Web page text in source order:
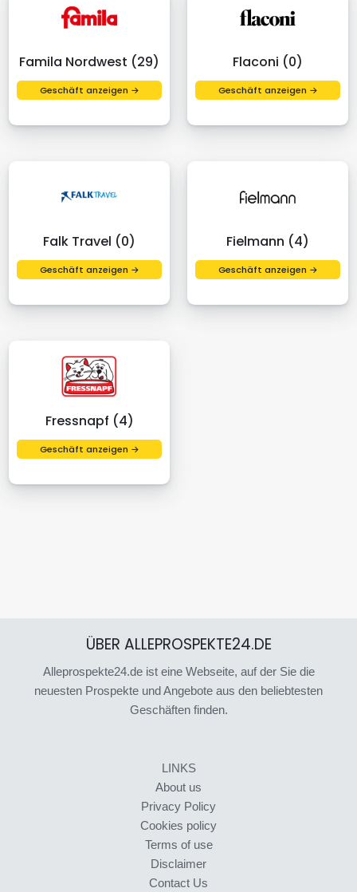
Famila Nordwest (29)
Geschäft anzeigen →
Flaconi (0)
Geschäft anzeigen →
Falk Travel (0)
Geschäft anzeigen →
Fielmann (4)
Geschäft anzeigen →
Fressnapf (4)
Geschäft anzeigen →
ÜBER ALLEPROSPEKTE24.DE
Alleprospekte24.de ist eine Webseite, auf der Sie die
neuesten Prospekte und Angebote aus den beliebtesten
Geschäften finden.
LINKS
About us
Privacy Policy
Cookies policy
Terms of use
Disclaimer
Contact Us